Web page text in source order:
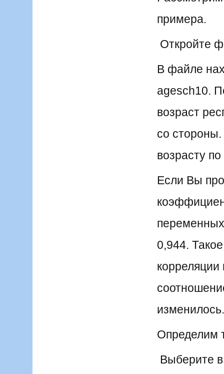
примера.
Откройте
В файле
agesch10.
возраст
со
возрасту
Если Вы
0,944.
изменилось.
Определим
Выберите